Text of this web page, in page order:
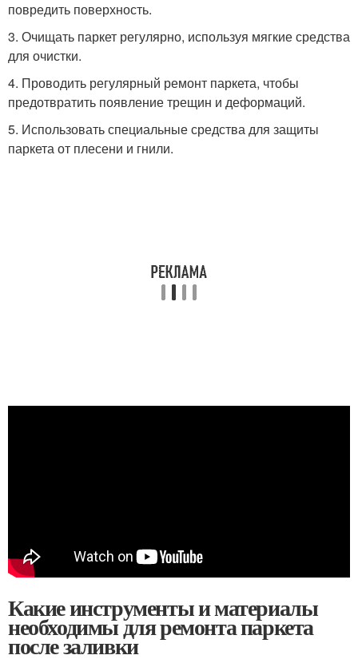
повредить поверхность.
3. Очищать паркет регулярно, используя мягкие средства
для очистки.
4. Проводить регулярный ремонт паркета, чтобы
предотвратить появление трещин и деформаций.
5. Использовать специальные средства для защиты
паркета от плесени и гнили.
Какие инструменты и материалы
необходимы для ремонта паркета
после заливки